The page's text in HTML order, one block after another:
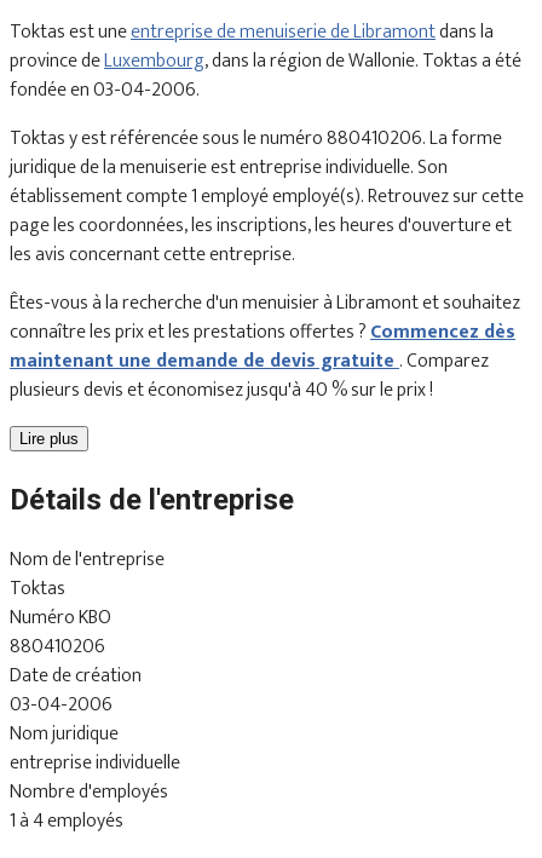
Toktas est uneentreprise de menuiserie de Libramontdans la
province deLuxembourg, dans la région de Wallonie. Toktas a été
fondée en 03-04-2006.
Toktas y est référencée sous le numéro 880410206. La forme
juridique de la menuiserie est entreprise individuelle. Son
établissement compte 1 employé employé(s). Retrouvez sur cette
page les coordonnées, les inscriptions, les heures d'ouverture et
les avis concernant cette entreprise.
Êtes-vous à la recherche d'un menuisier à Libramont et souhaitez
connaître les prix et les prestations offertes ?Commencez dès
maintenant une demande de devis gratuite. Comparez
plusieurs devis et économisez jusqu'à 40 % sur le prix !
Lire plus
Détails de l'entreprise
Nom de l'entreprise
Toktas
Numéro KBO
880410206
Date de création
03-04-2006
Nom juridique
entreprise individuelle
Nombre d'employés
1 à 4 employés